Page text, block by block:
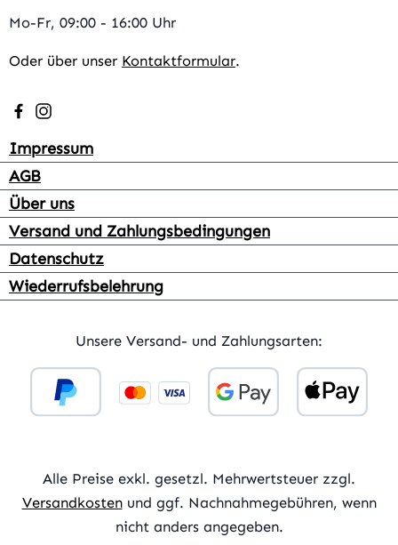
Mo-Fr, 09:00 - 16:00 Uhr
Oder über unser Kontaktformular.
Besuche uns auf Facebook – öffnet in neuem Tab
Schau auf Instagram vorbei – öffnet in neuem Tab
Impressum
AGB
Über uns
Versand und Zahlungsbedingungen
Datenschutz
Wiederrufsbelehrung
Unsere Versand- und Zahlungsarten:
Alle Preise exkl. gesetzl. Mehrwertsteuer zzgl.
Versandkostenund ggf. Nachnahmegebühren, wenn
nicht anders angegeben.